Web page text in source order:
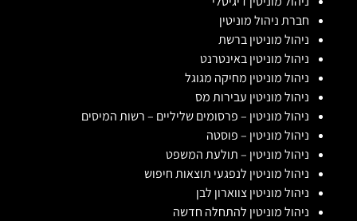
חברת ניהול מוניטין
ניהול מוניטין ברשת
ניהול מוניטין באינטרנט
ניהול מוניטין מחיקה מגוגל
ניהול מוניטין עבירות מס
ניהול מוניטין – פרסומים שליליים – רשות המיסים
ניהול מוניטין – פוסטה
ניהול מוניטין – תולעת המשפט
ניהול מוניטין לנפגעי תוצאות חיפוש
ניהול מוניטין צווארון לבן
ניהול מוניטין להתחלה חדשה